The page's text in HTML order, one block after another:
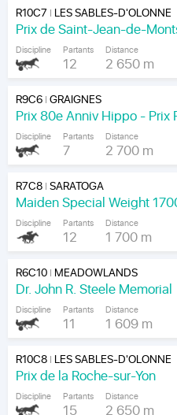
R10C7 | LES SABLES-D'OLONNE
Prix de Saint-Jean-de-
Discipline Partants
12
Distance
2 650 m
R9C6|GRAIGNES
Prix 80e Anniv Hippo - Prix
Discipline Partants
7
Distance
2 700 m
R7C8|SARATOGA
Maiden Special Weight
Discipline Partants
12
Distance
1 700 m
R6C10| MEADOWLANDS
Dr. John R. Steele Memorial
Discipline Partants
11
Distance
1 609 m
R10C8| LES SABLES-D'OLONNE
Prix de la Roche-sur-Yon
Discipline Partants
15
Distance
2 650 m